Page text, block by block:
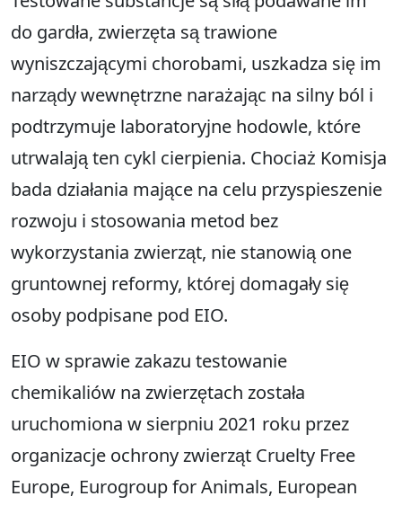
do gardła, zwierzęta są trawione
wyniszczającymi chorobami, uszkadza się im
narządy wewnętrzne narażając na silny ból i
podtrzymuje laboratoryjne hodowle, które
utrwalają ten cykl cierpienia. Chociaż Komisja
bada działania mające na celu przyspieszenie
rozwoju i stosowania metod bez
wykorzystania zwierząt, nie stanowią one
gruntownej reformy, której domagały się
osoby podpisane pod EIO.
EIO w sprawie zakazu testowanie
chemikaliów na zwierzętach została
uruchomiona w sierpniu 2021 roku przez
organizacje ochrony zwierząt Cruelty Free
Europe, Eurogroup for Animals, European